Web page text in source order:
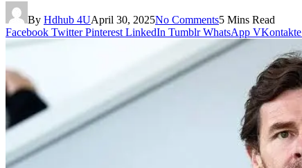
By Hdhub 4UApril 30, 2025No Comments5 Mins Read
Facebook Twitter Pinterest LinkedIn Tumblr WhatsApp VKontakte